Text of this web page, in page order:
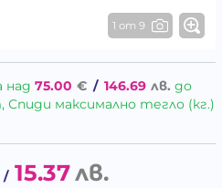
1 от 9
над 75.00 € / 146.69 лв. до
Спиди максимално тегло (кг.)
/ 15.37лв.